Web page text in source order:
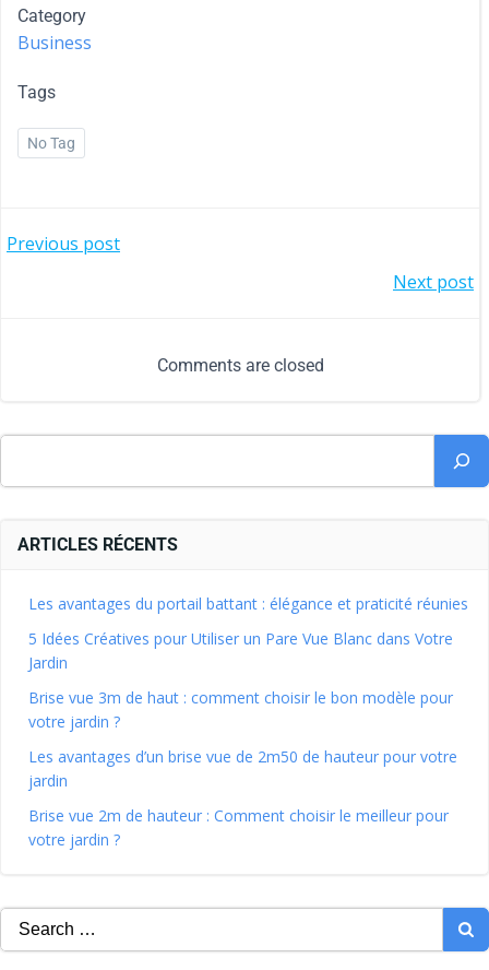
Category
Business
Tags
No Tag
Previous post
Next post
Comments are closed
ARTICLES RÉCENTS
Les avantages du portail battant : élégance et praticité réunies
5 Idées Créatives pour Utiliser un Pare Vue Blanc dans Votre
Jardin
Brise vue 3m de haut : comment choisir le bon modèle pour
votre jardin ?
Les avantages d’un brise vue de 2m50 de hauteur pour votre
jardin
Brise vue 2m de hauteur : Comment choisir le meilleur pour
votre jardin ?